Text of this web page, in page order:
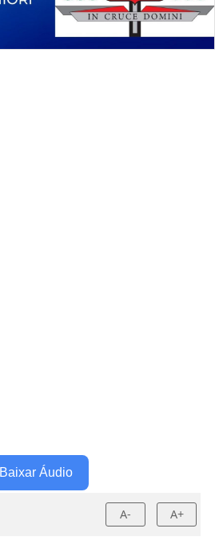
Baixar Áudio
A- A+